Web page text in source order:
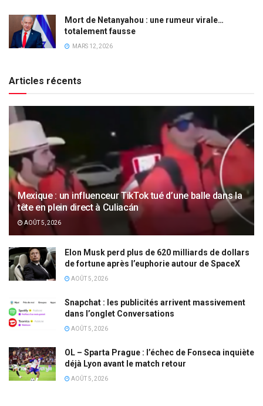
Mort de Netanyahou : une rumeur virale…
totalement fausse
MARS 12, 2026
Articles récents
Mexique : un influenceur TikTok tué d’une balle dans la
tête en plein direct à Culiacán
AOÛT 5, 2026
Elon Musk perd plus de 620 milliards de dollars
de fortune après l’euphorie autour de SpaceX
AOÛT 5, 2026
Snapchat : les publicités arrivent massivement
dans l’onglet Conversations
AOÛT 5, 2026
OL – Sparta Prague : l’échec de Fonseca inquiète
déjà Lyon avant le match retour
AOÛT 5, 2026